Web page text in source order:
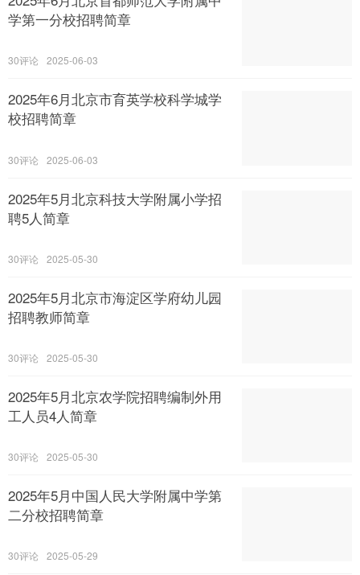
学第一分校招聘简章
30 2025-06-03
2025年6月北京市育英学校科学城学
校招聘简章
30 2025-06-03
2025年5月北京科技大学附属小学招
聘5人简章
30 2025-05-30
2025年5月北京市海淀区学府幼儿园
招聘教师简章
30 2025-05-30
2025年5月北京农学院招聘编制外用
工人员4人简章
30 2025-05-30
2025年5月中国人民大学附属中学第
二分校招聘简章
30 2025-05-29